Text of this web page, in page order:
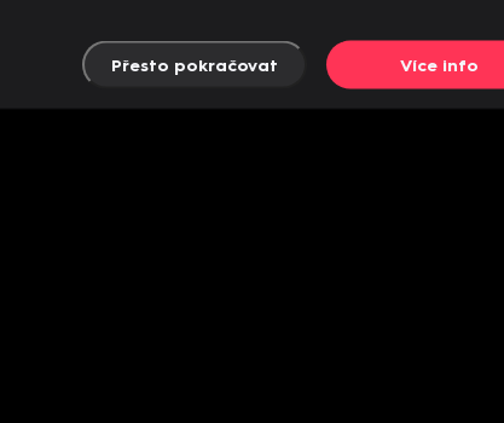
Přesto pokračovat Více info